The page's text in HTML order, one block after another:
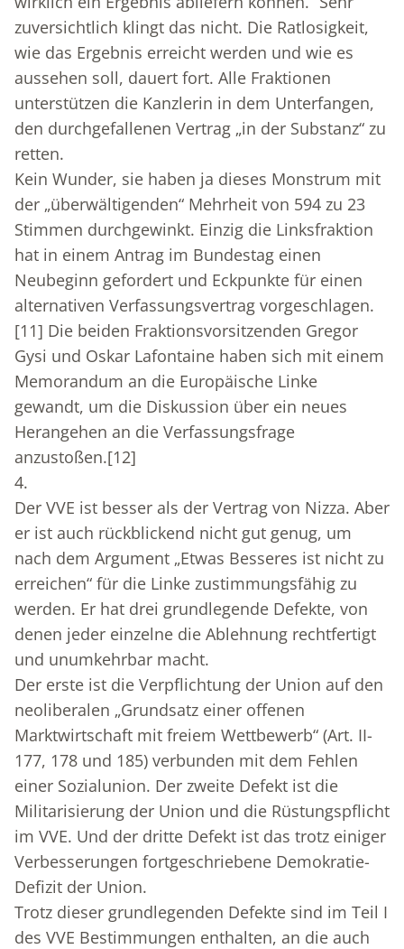
zuversichtlich klingt das nicht. Die Ratlosigkeit,
wie das Ergebnis erreicht werden und wie es
aussehen soll, dauert fort. Alle Fraktionen
unterstützen die Kanzlerin in dem Unterfangen,
den durchgefallenen Vertrag „in der Substanz“ zu
retten.
Kein Wunder, sie haben ja dieses Monstrum mit
der „überwältigenden“ Mehrheit von 594 zu 23
Stimmen durchgewinkt. Einzig die Linksfraktion
hat in einem Antrag im Bundestag einen
Neubeginn gefordert und Eckpunkte für einen
alternativen Verfassungsvertrag vorgeschlagen.
[11] Die beiden Fraktionsvorsitzenden Gregor
Gysi und Oskar Lafontaine haben sich mit einem
Memorandum an die Europäische Linke
gewandt, um die Diskussion über ein neues
Herangehen an die Verfassungsfrage
anzustoßen.[12]
4.
Der VVE ist besser als der Vertrag von Nizza. Aber
er ist auch rückblickend nicht gut genug, um
nach dem Argument „Etwas Besseres ist nicht zu
erreichen“ für die Linke zustimmungsfähig zu
werden. Er hat drei grundlegende Defekte, von
denen jeder einzelne die Ablehnung rechtfertigt
und unumkehrbar macht.
Der erste ist die Verpflichtung der Union auf den
neoliberalen „Grundsatz einer offenen
Marktwirtschaft mit freiem Wettbewerb“ (Art. II-
177, 178 und 185) verbunden mit dem Fehlen
einer Sozialunion. Der zweite Defekt ist die
Militarisierung der Union und die Rüstungspflicht
im VVE. Und der dritte Defekt ist das trotz einiger
Verbesserungen fortgeschriebene Demokratie-
Defizit der Union.
Trotz dieser grundlegenden Defekte sind im Teil I
des VVE Bestimmungen enthalten, an die auch